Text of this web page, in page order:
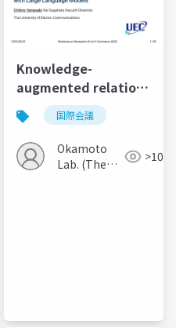
Knowledge-
augmented relation
learning for
complementary
recommendation
with large language
国際会議
Okamoto
Lab. (The
>100